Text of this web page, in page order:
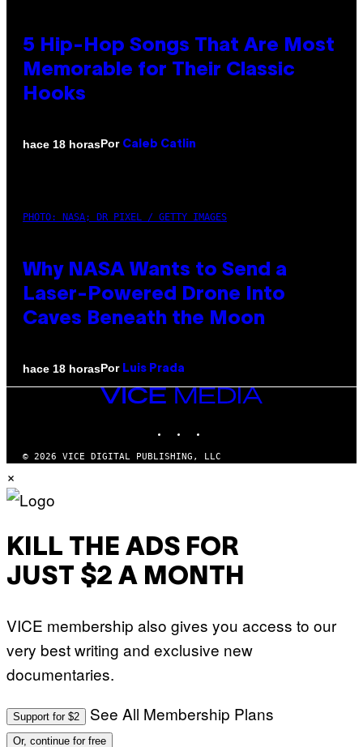
5 Hip-Hop Songs That Are Most
Memorable for Their Classic
Hooks
hace 18 horasPor Caleb Catlin
PHOTO: NASA; DR PIXEL / GETTY IMAGES
Why NASA Wants to Send a
Laser-Powered Drone Into
Caves Beneath the Moon
hace 18 horasPor Luis Prada
VICE
© 2026 VICE DIGITAL PUBLISHING, LLC
×
KILL THE ADS FOR
JUST $2 A MONTH
VICE membership also gives you access to our
very best writing and exclusive new
documentaries.
Support for $2 See All Membership Plans
Or, continue for free